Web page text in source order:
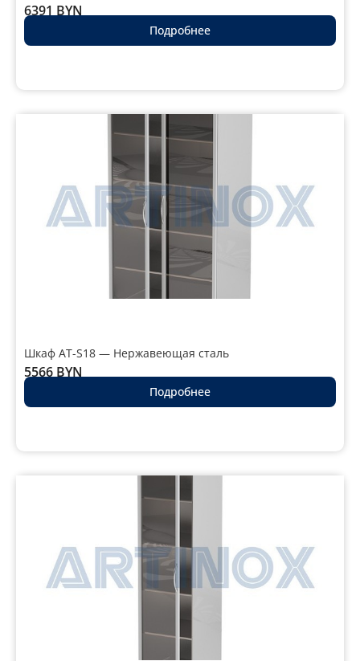
6391 BYN
Подробнее
Шкаф AT-S18 — Нержавеющая сталь
5566 BYN
Подробнее